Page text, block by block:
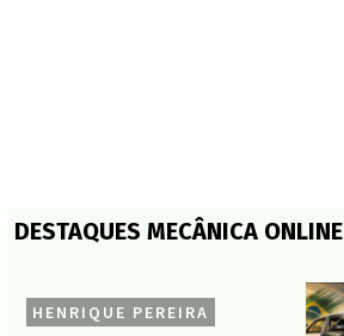
DESTAQUES MECÂNICA ONLINE
HENRIQUE PEREIRA